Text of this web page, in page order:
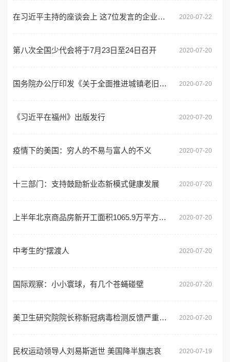
在习近平主持的座谈会上 这7位发言的企业家很有代表性 2020-07-22
第八次全国少代会将于7月23日至24日召开 2020-07-20
国务院办公厅印发《关于全面推进城镇老旧小区改造工作的指导意见》 2020-07-20
《习近平在福州》出版发行 2020-07-20
疫情下的美国：穷人的不易与富人的不义 2020-07-20
十三部门：支持鼓励新业态新模式健康发展 2020-07-20
上半年北京商品房新开工面积1065.9万平方米 同比增长9.8% 2020-07-20
中考生的“摆渡人 2020-07-20
国际观察：小小寰球，有几个苍蝇碰壁 2020-07-20
美卫生研究院院长称新冠病毒检测反馈严重滞后 2020-07-20
民权运动领导人刘易斯逝世 美国降半旗志哀 2020-07-19